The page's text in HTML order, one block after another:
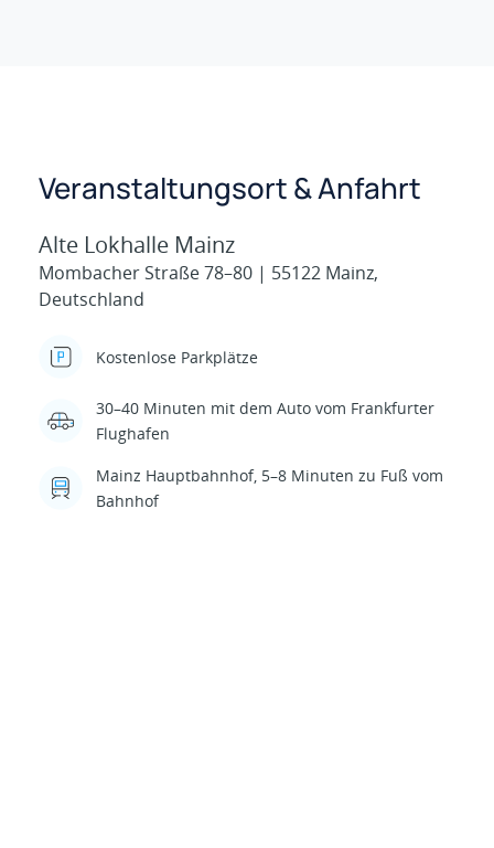
Veranstaltungsort & Anfahrt
Alte Lokhalle Mainz
Mombacher Straße 78–80 | 55122 Mainz,
Deutschland
Kostenlose Parkplätze
30–40 Minuten mit dem Auto vom Frankfurter
Flughafen
Mainz Hauptbahnhof, 5–8 Minuten zu Fuß vom
Bahnhof